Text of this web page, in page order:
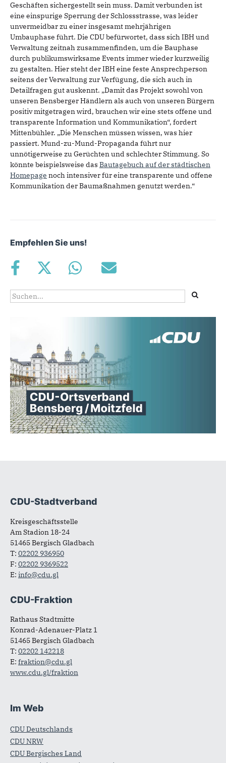
Geschäften sichergestellt sein muss. Damit verbunden ist
eine einspurige Sperrung der Schlossstrasse, was leider
unvermeidbar zu einer insgesamt mehrjährigen
Umbauphase führt. Die CDU befürwortet, dass sich IBH und
Verwaltung zeitnah zusammenfinden, um die Bauphase
durch publikumswirksame Events immer wieder kurzweilig
zu gestalten. Hier steht der IBH eine feste Ansprechperson
seitens der Verwaltung zur Verfügung, die sich auch in
Detailfragen gut auskennt. „Damit das Projekt sowohl von
unseren Bensberger Händlern als auch von unseren Bürgern
positiv mitgetragen wird, brauchen wir eine stets offene und
transparente Information und Kommunikation“, fordert
Mittenbühler. „Die Menschen müssen wissen, was hier
passiert. Mund-zu-Mund-Propaganda führt nur
unnötigerweise zu Gerüchten und schlechter Stimmung. So
könnte beispielsweise das Bautagebuch auf der städtischen
Homepage noch intensiver für eine transparente und offene
Kommunikation der Baumaßnahmen genutzt werden.“
Empfehlen Sie uns!
Suchformular
Suche
Fußbereich
CDU-Stadtverband
Kreisgeschäftsstelle
Am Stadion 18-24
51465 Bergisch Gladbach
T: 02202 936950
F: 02202 9369522
E: info@cdu.gl
CDU-Fraktion
Rathaus Stadtmitte
Konrad-Adenauer-Platz 1
51465 Bergisch Gladbach
T: 02202 142218
E: fraktion@cdu.gl
www.cdu.gl/fraktion
Im Web
CDU Deutschlands
CDU NRW
CDU Bergisches Land